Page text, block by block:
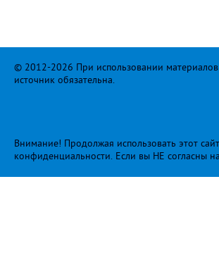
© 2012-2026 При использовании материалов
источник обязательна.
Внимание! Продолжая использовать этот
конфиденциальности. Если вы НЕ согласны